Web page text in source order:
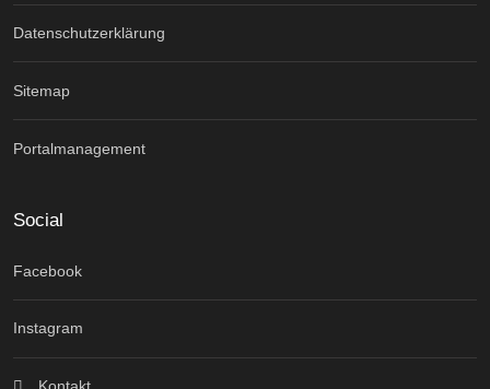
Datenschutzerklärung
Sitemap
Portalmanagement
Social
Facebook
Instagram